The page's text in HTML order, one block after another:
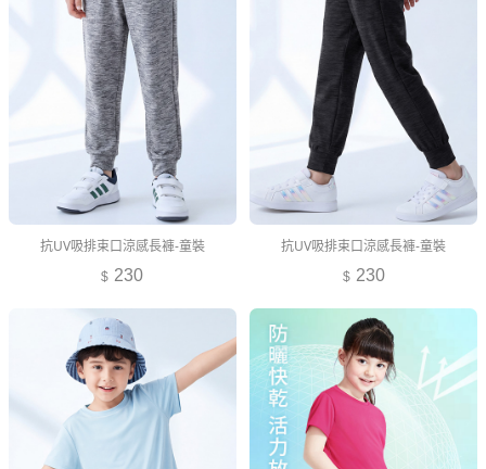
抗UV吸排束口涼感長褲-童裝
230
抗UV吸排束口涼感長褲-童裝
230